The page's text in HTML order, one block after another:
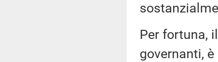
Per fortuna,
governanti,